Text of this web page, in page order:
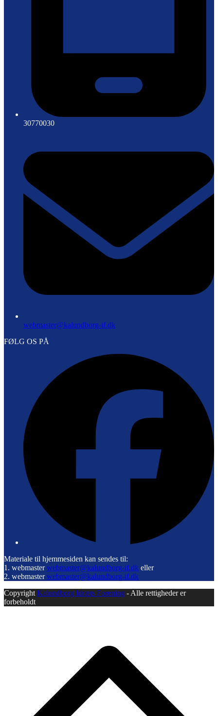
30770030
webmaster@kalundborg-if.dk
FØLG OS PÅ
Materiale til hjemmesiden kan sendes til:
1. webmasterwebmaster@kalundborg-if.dk eller
2. webmasterwebmaster@kalundborg-if.dk
Copyright Kalundborg Idræts Forening - Alle rettigheder er
forbeholdt